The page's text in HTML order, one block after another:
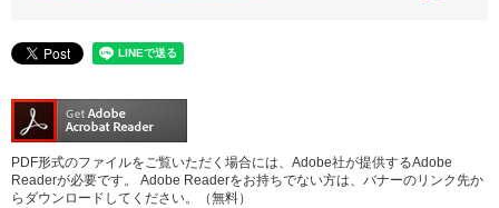
PDF形式のファイルをご覧いただく場合には、Adobe社が提供するAdobe
Readerが必要です。
Adobe Readerをお持ちでない方は、バナーのリンク先か
らダウンロードしてください。（無料）